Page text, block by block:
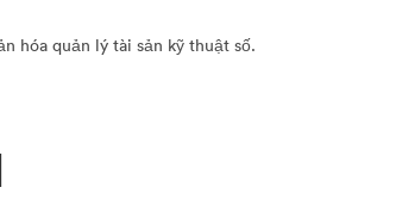
hóa quản lý tài sản kỹ thuật số.